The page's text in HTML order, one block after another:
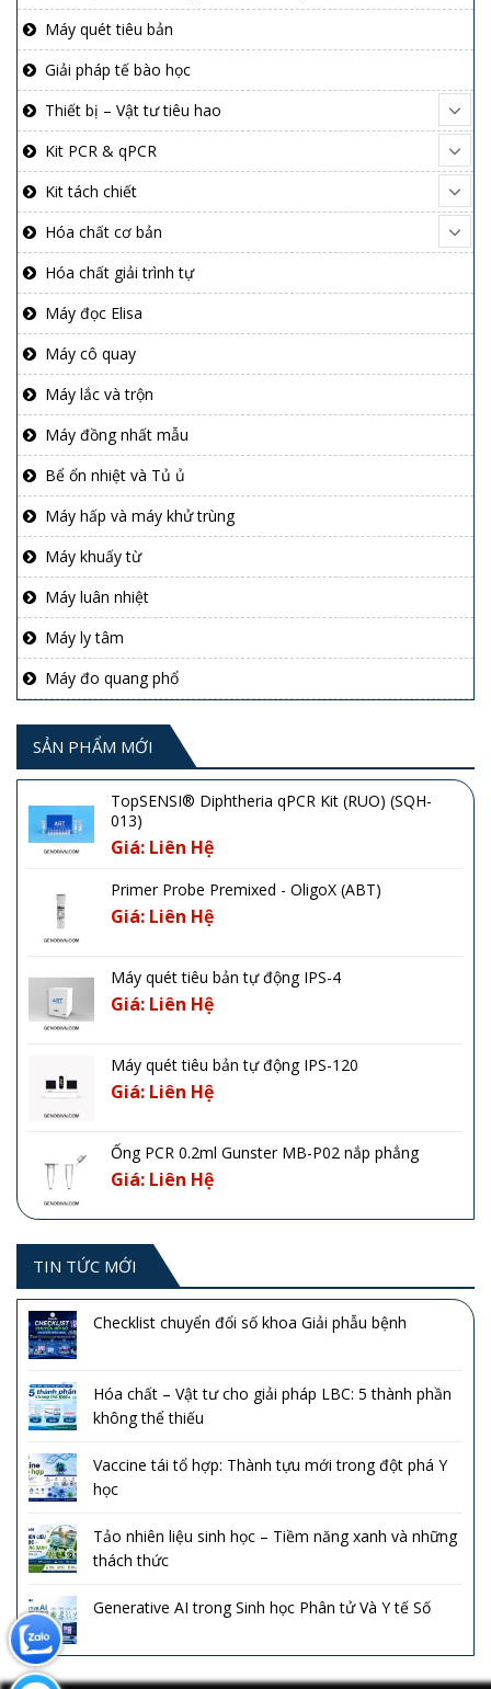
Máy quét tiêu bản
Giải pháp tế bào học
Thiết bị – Vật tư tiêu hao
Kit PCR & qPCR
Kit tách chiết
Hóa chất cơ bản
Hóa chất giải trình tự
Máy đọc Elisa
Máy cô quay
Máy lắc và trộn
Máy đồng nhất mẫu
Bể ổn nhiệt và Tủ ủ
Máy hấp và máy khử trùng
Máy khuấy từ
Máy luân nhiệt
Máy ly tâm
Máy đo quang phổ
SẢN PHẨM MỚI
TopSENSI® Diphtheria qPCR Kit (RUO) (SQH-
013)
Giá: Liên Hệ
Primer Probe Premixed - OligoX (ABT)
Giá: Liên Hệ
Máy quét tiêu bản tự động IPS-4
Giá: Liên Hệ
Máy quét tiêu bản tự động IPS-120
Giá: Liên Hệ
Ống PCR 0.2ml Gunster MB-P02 nắp phẳng
Giá: Liên Hệ
TIN TỨC MỚI
Checklist chuyển đổi số khoa Giải phẫu bệnh
Hóa chất – Vật tư cho giải pháp LBC: 5 thành phần
không thể thiếu
Vaccine tái tổ hợp: Thành tựu mới trong đột phá Y
học
Tảo nhiên liệu sinh học – Tiềm năng xanh và những
thách thức
Generative AI trong Sinh học Phân tử Và Y tế Số